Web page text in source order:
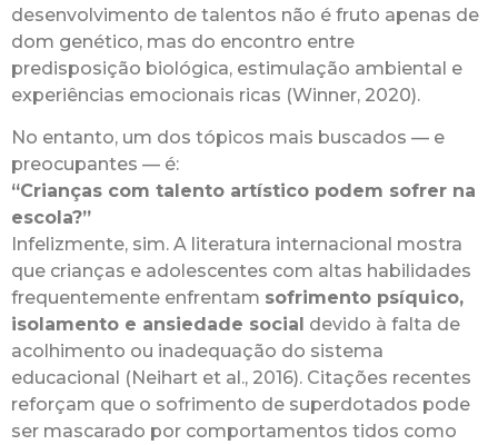
desenvolvimento de talentos não é fruto apenas de
dom genético, mas do encontro entre
predisposição biológica, estimulação ambiental e
experiências emocionais ricas (Winner, 2020).
No entanto, um dos tópicos mais buscados — e
preocupantes — é:
“Crianças com talento artístico podem sofrer na
escola?”
Infelizmente, sim. A literatura internacional mostra
que crianças e adolescentes com altas habilidades
frequentemente enfrentam sofrimento psíquico,
isolamento e ansiedade social devido à falta de
acolhimento ou inadequação do sistema
educacional (Neihart et al., 2016). Citações recentes
reforçam que o sofrimento de superdotados pode
ser mascarado por comportamentos tidos como